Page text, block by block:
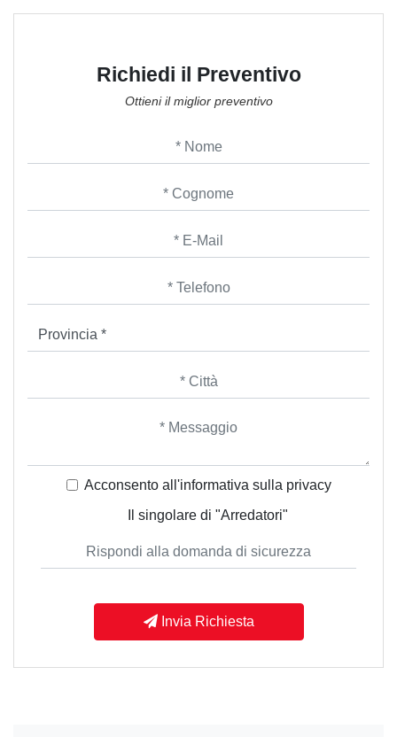
Richiedi il Preventivo
Ottieni il miglior preventivo
Acconsento all'informativa sulla privacy
Il singolare di "Arredatori"
Invia Richiesta